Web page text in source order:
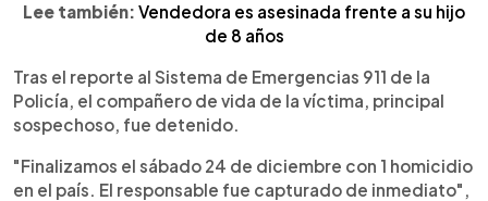
Lee también: Vendedora es asesinada frente a su hijo
de 8 años
Tras el reporte al Sistema de Emergencias 911 de la
Policía, el compañero de vida de la víctima, principal
sospechoso, fue detenido.
"Finalizamos el sábado 24 de diciembre con 1 homicidio
en el país. El responsable fue capturado de inmediato",